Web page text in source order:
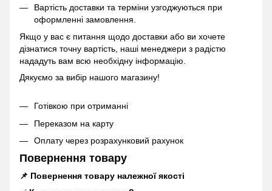
Вартість доставки та терміни узгоджуються при
оформленні замовлення.
Якщо у вас є питання щодо доставки або ви хочете
дізнатися точну вартість, наші менеджери з радістю
нададуть вам всю необхідну інформацію.
Дякуємо за вибір нашого магазину!
Готівкою при отриманні
Переказом на карту
Оплату через розрахунковий рахунок
Повернення товару
📌 Повернення товару належної якості